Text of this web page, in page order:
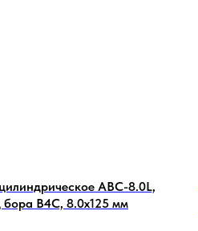
ABC-8.0L,
бора B4C, 8.0х125 мм